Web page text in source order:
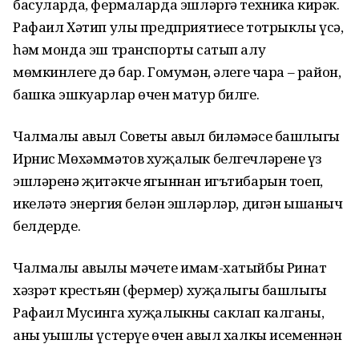
басуларда, фермаларда эшләргә техника кирәк.
Рафаил Хәтип улы предприятиесе тотрыклы үсә,
һәм монда эш транспорты сатып алу
мөмкинлеге дә бар. Гомумән, әлеге чара – район,
башка эшкуарлар өчен матур билге.
Чалмалы авыл Советы авыл биләмәсе башлыгы
Ирнис Мөхәммәтов хуҗалык белгечләренең үз
эшләренә җитәкче ягыннан игътибарын тоеп,
икеләтә энергия белән эшләрләр, дигән ышаныч
белдерде.
Чалмалы авылы мәчете имам-хатыйбы Ринат
хәзрәт крестьян (фермер) хуҗалыгы башлыгы
Рафаил Мусинга хуҗалыкны саклап калганы,
аны уңышлы үстерүе өчен авыл халкы исеменнән